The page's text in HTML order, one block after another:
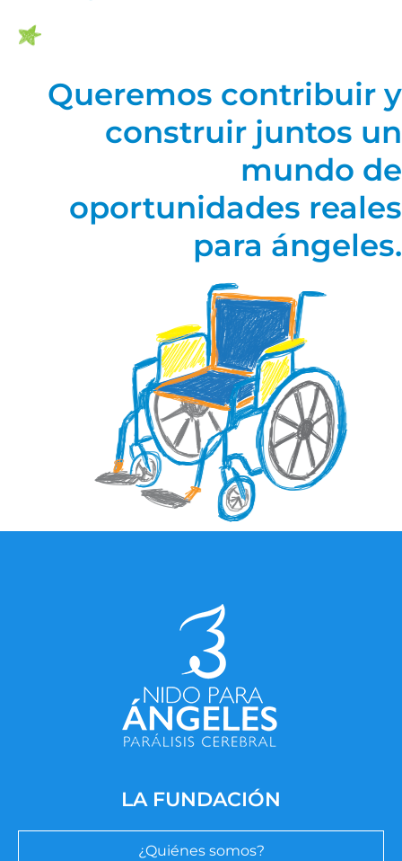
Queremos contribuir y
construir juntos un
mundo de
oportunidades reales
para ángeles.
LA FUNDACIÓN
¿Quiénes somos?